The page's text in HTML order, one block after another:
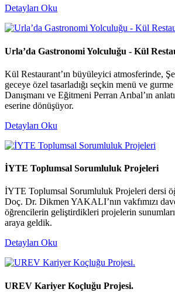
Detayları Oku
Urla’da Gastronomi Yolculuğu - Kül
Kül Restaurant’ın büyüleyici atmosferinde,
geceye özel tasarladığı seçkin menü ve
Danışmanı ve Eğitmeni Perran Arıbal’ın
eserine dönüşüyor.
Detayları Oku
İYTE Toplumsal Sorumluluk Projeleri
İYTE Toplumsal Sorumluluk Projeleri dersi
Doç. Dr. Dikmen YAKALI’nın vakfımızı
öğrencilerin geliştirdikleri projelerin
araya geldik.
Detayları Oku
UREV Kariyer Koçluğu Projesi.